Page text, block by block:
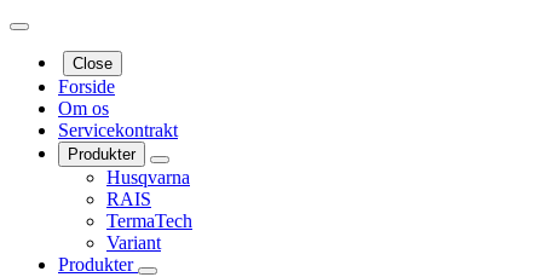
Close
Forside
Om os
Servicekontrakt
Produkter
Husqvarna
RAIS
TermaTech
Variant
Produkter